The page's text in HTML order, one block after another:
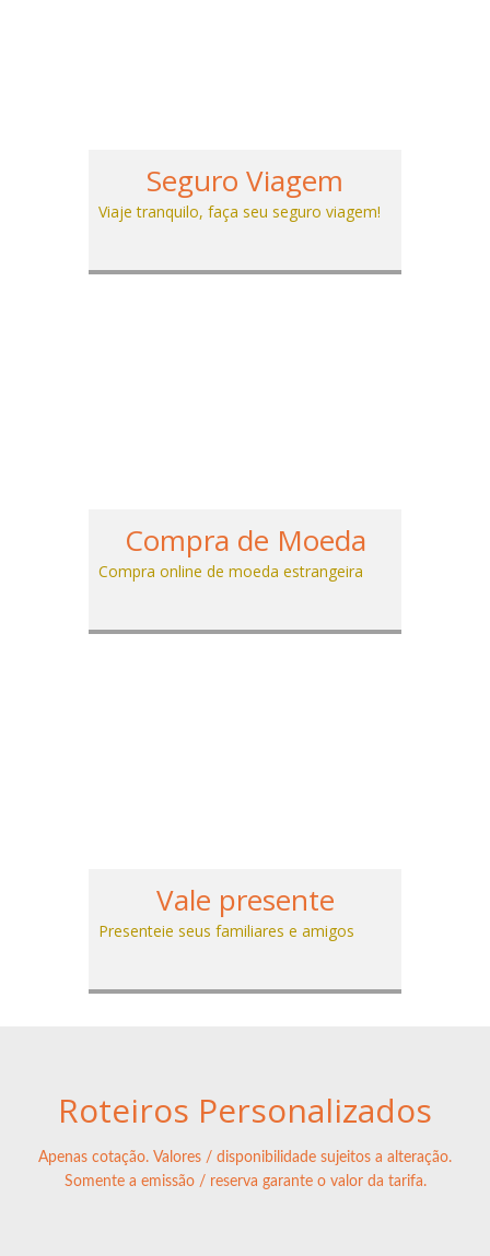
Seguro Viagem
Viaje tranquilo, faça seu seguro viagem!
Compra de Moeda
Compra online de moeda estrangeira
Vale presente
Presenteie seus familiares e amigos
Roteiros Personalizados
Apenas cotação. Valores / disponibilidade sujeitos a alteração.
Somente a emissão / reserva garante o valor da tarifa.